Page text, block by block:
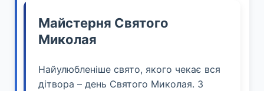
Майстерня Святого
Миколая
Найулюбленіше свято, якого чекає вся
дітвора – день Святого Миколая. З